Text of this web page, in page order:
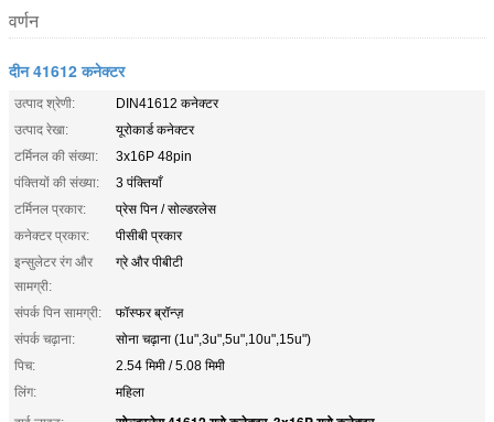
वर्णन
दीन 41612 कनेक्टर
उत्पाद श्रेणी:
DIN41612 कनेक्टर
उत्पाद रेखा:
यूरोकार्ड कनेक्टर
टर्मिनल की संख्या:
3x16P 48pin
पंक्तियों की संख्या:
3 पंक्तियाँ
टर्मिनल प्रकार:
प्रेस पिन / सोल्डरलेस
कनेक्टर प्रकार:
पीसीबी प्रकार
इन्सुलेटर रंग और
सामग्री:
ग्रे और पीबीटी
संपर्क पिन सामग्री:
फॉस्फर ब्रॉन्ज़
संपर्क चढ़ाना:
सोना चढ़ाना (1u",3u",5u",10u",15u")
पिच:
2.54 मिमी / 5.08 मिमी
लिंग:
महिला